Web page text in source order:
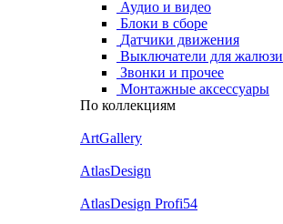
Аудио и видео
Блоки в сборе
Датчики движения
Выключатели для жалюзи
Звонки и прочее
Монтажные аксессуары
По коллекциям
ArtGallery
AtlasDesign
AtlasDesign Profi54